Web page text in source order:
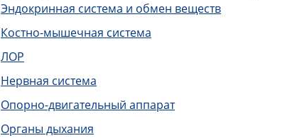
Эндокринная система и обмен веществ
Костно-мышечная система
ЛОР
Нервная система
Опорно-двигательный аппарат
Органы дыхания